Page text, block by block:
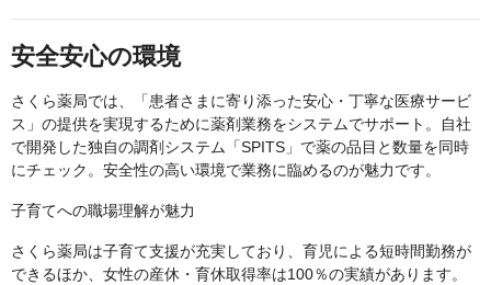
安全安心の環境
さくら薬局では、「患者さまに寄り添った安心・丁寧な医療サービ
ス」の提供を実現するために薬剤業務をシステムでサポート。自社
で開発した独自の調剤システム「SPITS」で薬の品目と数量を同時
にチェック。安全性の高い環境で業務に臨めるのが魅力です。
子育てへの職場理解が魅力
さくら薬局は子育て支援が充実しており、育児による短時間勤務が
できるほか、女性の産休・育休取得率は100％の実績があります。